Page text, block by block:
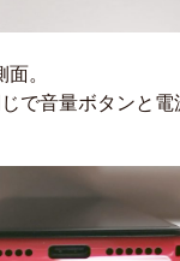
。
で音量ボタンと